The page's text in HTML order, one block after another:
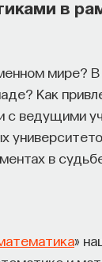
в
мире?
Как
с ведущими
в
»
процесс в
Что
нами во сне